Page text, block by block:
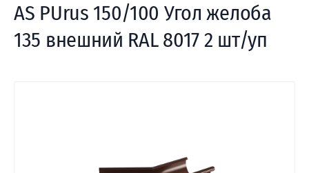
AS PUrus 150/100 Угол желоба
135 внешний RAL 8017 2 шт/уп